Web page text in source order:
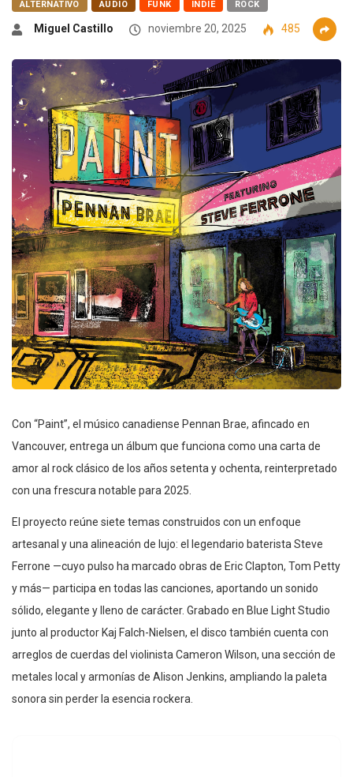
ALTERNATIVO AUDIO FUNK INDIE ROCK
Miguel Castillo noviembre 20, 2025 485
Con “Paint”, el músico canadiense Pennan Brae, afincado en
Vancouver, entrega un álbum que funciona como una carta de
amor al rock clásico de los años setenta y ochenta, reinterpretado
con una frescura notable para 2025.
El proyecto reúne siete temas construidos con un enfoque
artesanal y una alineación de lujo: el legendario baterista Steve
Ferrone —cuyo pulso ha marcado obras de Eric Clapton, Tom Petty
y más— participa en todas las canciones, aportando un sonido
sólido, elegante y lleno de carácter. Grabado en Blue Light Studio
junto al productor Kaj Falch-Nielsen, el disco también cuenta con
arreglos de cuerdas del violinista Cameron Wilson, una sección de
metales local y armonías de Alison Jenkins, ampliando la paleta
sonora sin perder la esencia rockera.